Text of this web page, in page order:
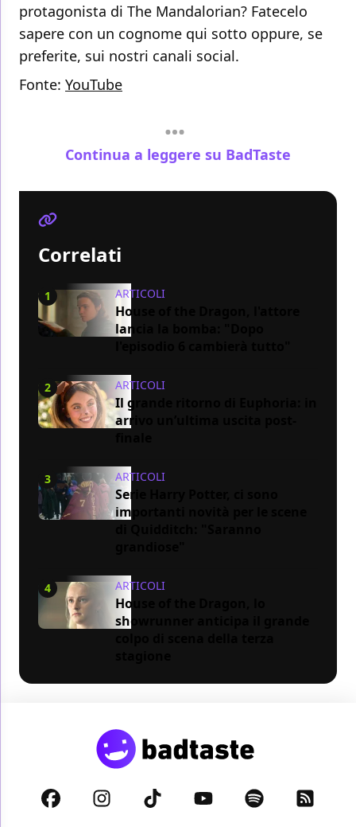
protagonista di The Mandalorian? Fatecelo
sapere con un cognome qui sotto oppure, se
preferite, sui nostri canali social.
Fonte: YouTube
Continua a leggere su BadTaste
Correlati
1 ARTICOLI
House of the Dragon, l'attore
lancia la bomba: "Dopo
2 ARTICOLI
Il grande ritorno di Euphoria: in
arrivo un’ultima uscita post-
3 ARTICOLI
Serie Harry Potter, ci sono
importanti novità per le scene
4 ARTICOLI
House of the Dragon, lo
showrunner anticipa il grande